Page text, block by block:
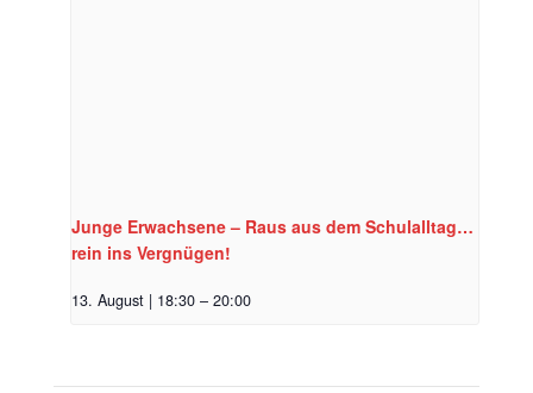
Junge Erwachsene – Raus aus dem Schulalltag…
rein ins Vergnügen!
13. August | 18:30 – 20:00